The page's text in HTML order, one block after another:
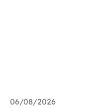
06/08/2026